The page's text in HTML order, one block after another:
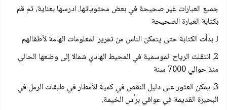
جميع العبارات غير صحيحة في بعض محتوياتها. ادرسها بعناية، ثم قم
بكتابة العبارة الصحيحة
ا. بدأت الكتابة حتى يتمكن الناس من تمرير المعلومات الهامة لأطفالهم
2. انتقلت الرياح الموسمية في المحيط الهادي شمالا إلى وضعها الحالي
منذ حوالي 7000 سنة
3. يمكن العثور على دليل النقص في كمية الأمطار في طبقات الرمل في
البحيرة القديمة في عوافي برأس الخيمة.